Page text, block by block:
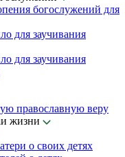
богослужений для
для заучивания
для заучивания
православную веру
жизни
о своих детях